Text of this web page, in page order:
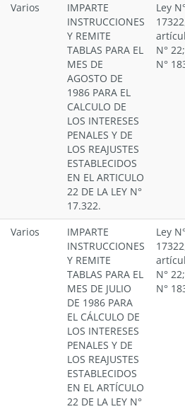
Varios
IMPARTE
INSTRUCCIONES
Y REMITE
TABLAS PARA EL
MES DE
AGOSTO DE
1986 PARA EL
CALCULO DE
LOS INTERESES
PENALES Y DE
LOS REAJUSTES
ESTABLECIDOS
EN EL ARTICULO
22 DE LA LEY N°
17.322.
Ley
N°
N°
Varios
IMPARTE
INSTRUCCIONES
Y REMITE
TABLAS PARA EL
MES DE JULIO
DE 1986 PARA
EL CÁLCULO DE
LOS INTERESES
PENALES Y DE
LOS REAJUSTES
ESTABLECIDOS
EN EL ARTÍCULO
22 DE LA LEY N°
Ley
N°
N°